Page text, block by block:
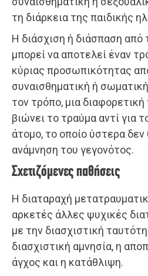
τη διάρκεια της παιδικής
Η διάσχιση ή διάσπαση από
μπορεί να αποτελεί έναν
κύριας προσωπικότητας
συναισθηματική ή
τον τρόπο, μια
βιώνει το τραύμα αντί για
άτομο, το οποίο ύστερα δεν
ανάμνηση του γεγονότος.
Σχετιζόμενες παθήσεις
Η διαταραχή
αρκετές άλλες ψυχικές
με την διασχιστική
διασχιστική αμνησία, η
άγχος και η κατάθλιψη.